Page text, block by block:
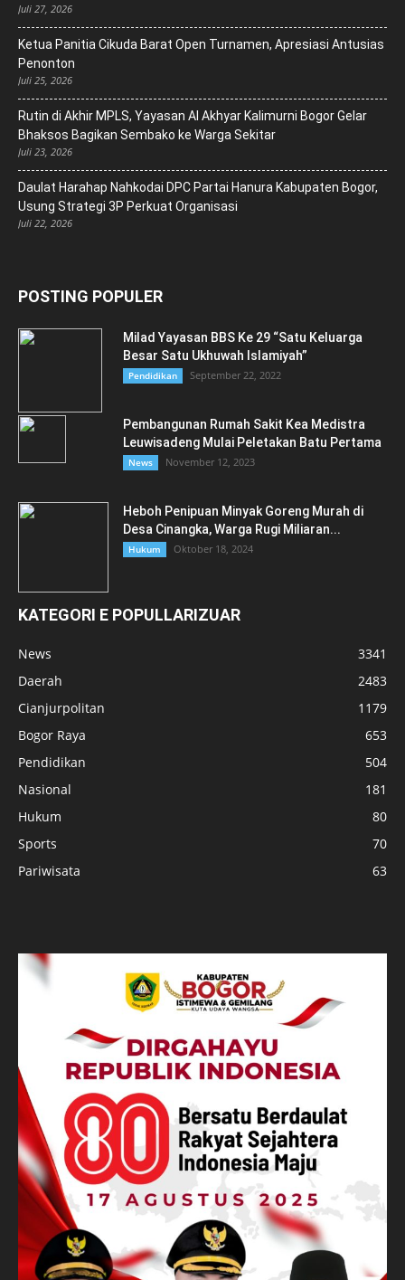
Juli 27, 2026
Ketua Panitia Cikuda Barat Open Turnamen, Apresiasi Antusias
Penonton
Juli 25, 2026
Rutin di Akhir MPLS, Yayasan Al Akhyar Kalimurni Bogor Gelar
Bhaksos Bagikan Sembako ke Warga Sekitar
Juli 23, 2026
Daulat Harahap Nahkodai DPC Partai Hanura Kabupaten Bogor,
Usung Strategi 3P Perkuat Organisasi
Juli 22, 2026
POSTING POPULER
Milad Yayasan BBS Ke 29 “Satu Keluarga
Besar Satu Ukhuwah Islamiyah”
Pendidikan September 22, 2022
Pembangunan Rumah Sakit Kea Medistra
Leuwisadeng Mulai Peletakan Batu Pertama
News November 12, 2023
Heboh Penipuan Minyak Goreng Murah di
Desa Cinangka, Warga Rugi Miliaran...
Hukum Oktober 18, 2024
KATEGORI E POPULLARIZUAR
News
3341
Daerah
2483
Cianjurpolitan
1179
Bogor Raya
653
Pendidikan
504
Nasional
181
Hukum
80
Sports
70
Pariwisata
63